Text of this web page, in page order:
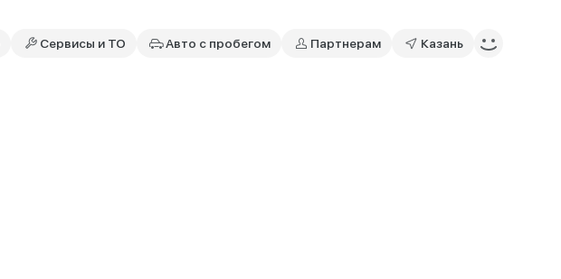
Сервисы и ТО Авто с пробегом Партнерам Казань